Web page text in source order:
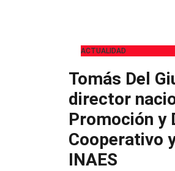
ACTUALIDAD
Tomás Del
director
Promoción y
Cooperativo
INAES